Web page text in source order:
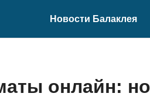
Новости Балаклея
онлайн: